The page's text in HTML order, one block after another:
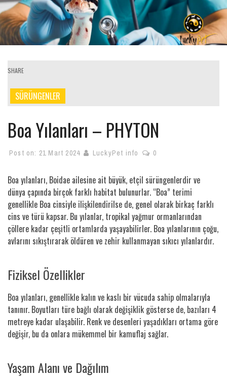
SHARE
SÜRÜNGENLER
Boa Yılanları – PHYTON
Post on: 21 Mart 2024 LuckyPet info 0
Boa yılanları, Boidae ailesine ait büyük, etçil sürüngenlerdir ve
dünya çapında birçok farklı habitat bulunurlar. “Boa” terimi
genellikle Boa cinsiyle ilişkilendirilse de, genel olarak birkaç farklı
cins ve türü kapsar. Bu yılanlar, tropikal yağmur ormanlarından
çöllere kadar çeşitli ortamlarda yaşayabilirler. Boa yılanlarının çoğu,
avlarını sıkıştırarak öldüren ve zehir kullanmayan sıkıcı yılanlardır.
Fiziksel Özellikler
Boa yılanları, genellikle kalın ve kaslı bir vücuda sahip olmalarıyla
tanınır. Boyutları türe bağlı olarak değişiklik gösterse de, bazıları 4
metreye kadar ulaşabilir. Renk ve desenleri yaşadıkları ortama göre
değişir, bu da onlara mükemmel bir kamuflaj sağlar.
Yaşam Alanı ve Dağılım